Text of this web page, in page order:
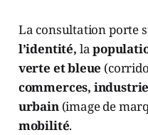
La consultation porte
l’identité, la
verte et bleue
commerces,
urbain(image de
mobilité.